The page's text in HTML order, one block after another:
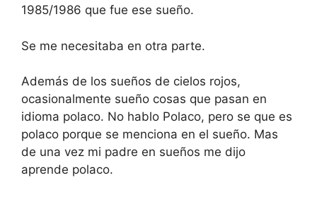
1985/1986 que fue ese sueño.
Se me necesitaba en otra parte.
Además de los sueños de cielos rojos,
ocasionalmente sueño cosas que pasan en
idioma polaco. No hablo Polaco, pero se que es
polaco porque se menciona en el sueño. Mas
de una vez mi padre en sueños me dijo
aprende polaco.